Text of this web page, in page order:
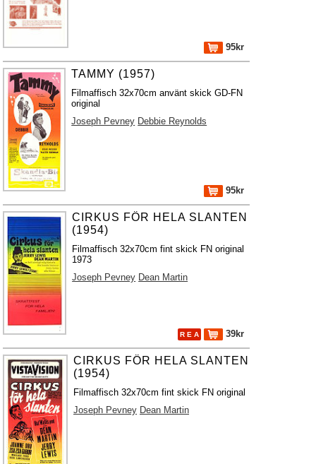
95kr
TAMMY (1957)
Filmaffisch 32x70cm använt skick GD-FN
original
Joseph Pevney Debbie Reynolds
95kr
CIRKUS FÖR HELA SLANTEN
(1954)
Filmaffisch 32x70cm fint skick FN original
1973
Joseph Pevney Dean Martin
R E A 39kr
CIRKUS FÖR HELA SLANTEN
(1954)
Filmaffisch 32x70cm fint skick FN original
Joseph Pevney Dean Martin